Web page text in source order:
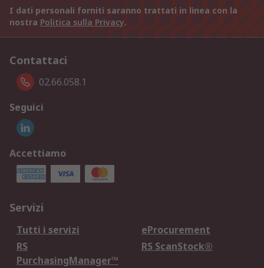
I dati personali forniti saranno trattati in linea con la
nostra Politica sulla Privacy.
Contattaci
02.66.058.1
Seguici
Accettiamo
Servizi
Tutti i servizi
eProcurement
RS
PurchasingManager™
RS ScanStock®